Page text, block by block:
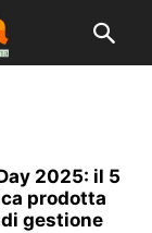
2025: il 5
prodotta
gestione